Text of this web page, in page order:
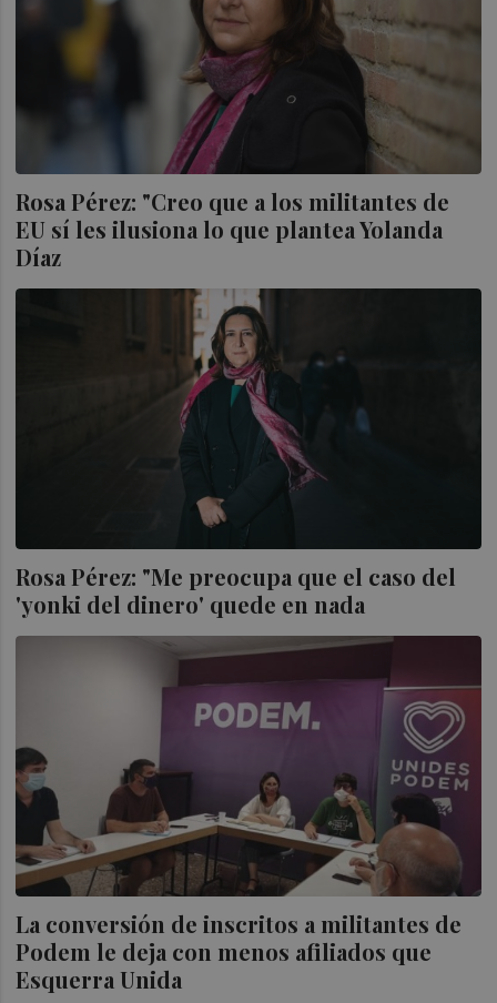
Rosa Pérez: "Creo que a los militantes de
EU sí les ilusiona lo que plantea Yolanda
Díaz
Rosa Pérez: "Me preocupa que el caso del
'yonki del dinero' quede en nada
La conversión de inscritos a militantes de
Podem le deja con menos afiliados que
Esquerra Unida